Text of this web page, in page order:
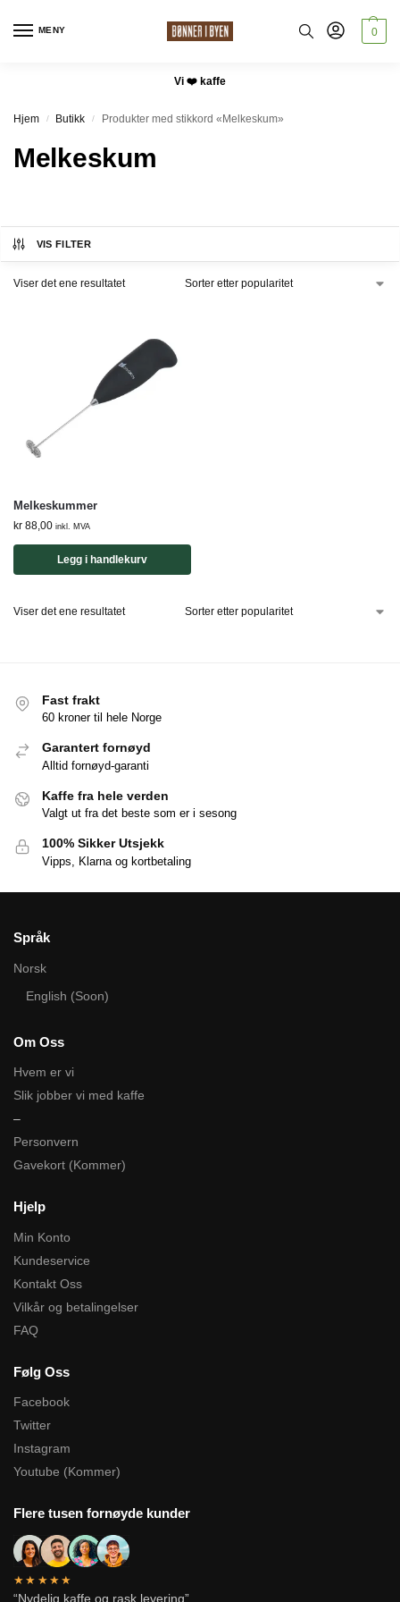
MENY 0
Vi ❤️ kaffe
Hjem / Butikk / Produkter med stikkord «Melkeskum»
Melkeskum
VIS FILTER
Viser det ene resultatet
Melkeskummer
kr 88,00 inkl. MVA
Legg i handlekurv
Viser det ene resultatet
Fast frakt
60 kroner til hele Norge
Garantert fornøyd
Alltid fornøyd-garanti
Kaffe fra hele verden
Valgt ut fra det beste som er i sesong
100% Sikker Utsjekk
Vipps, Klarna og kortbetaling
Språk
Norsk
English (Soon)
Om Oss
Hvem er vi
Slik jobber vi med kaffe
–
Personvern
Gavekort (Kommer)
Hjelp
Min Konto
Kundeservice
Kontakt Oss
Vilkår og betalingelser
FAQ
Følg Oss
Facebook
Twitter
Instagram
Youtube (Kommer)
Flere tusen fornøyde kunder
★★★★★
“Nydelig kaffe og rask levering”